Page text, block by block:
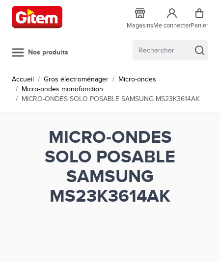
Allez au contenu
MagasinsMe connecterPanier
Nos produits
Accueil / Gros électroménager / Micro-ondes
/ Micro-ondes monofonction
/ MICRO-ONDES SOLO POSABLE SAMSUNG MS23K3614AK
MICRO-ONDES
SOLO POSABLE
SAMSUNG
MS23K3614AK